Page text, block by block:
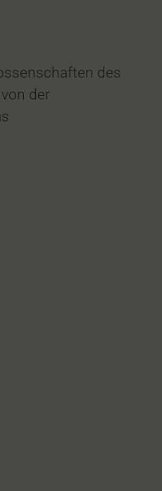
des
der